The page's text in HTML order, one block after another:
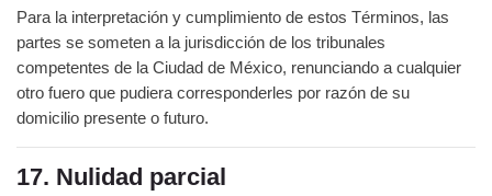
Para la interpretación y cumplimiento de estos Términos, las
partes se someten a la jurisdicción de los tribunales
competentes de la Ciudad de México, renunciando a cualquier
otro fuero que pudiera corresponderles por razón de su
domicilio presente o futuro.
17. Nulidad parcial